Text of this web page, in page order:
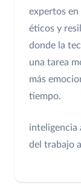
expertos en
éticos y
donde la
una tarea
más
tiempo.
inteligencia
del trabajo